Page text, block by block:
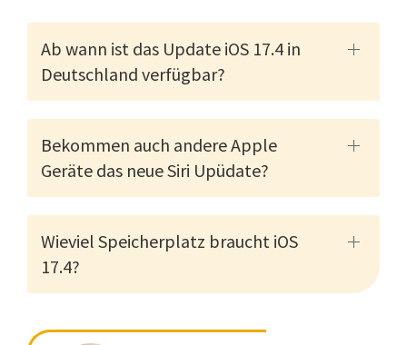
Ab wann ist das Update iOS 17.4 in
Deutschland verfügbar?
Bekommen auch andere Apple
Geräte das neue Siri Upüdate?
Wieviel Speicherplatz braucht iOS
17.4?